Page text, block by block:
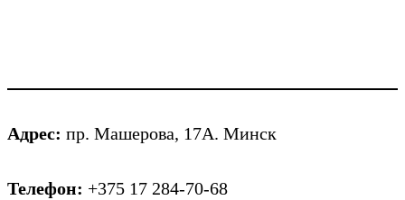
Адрес: пр. Машерова, 17А. Минск
Телефон: +375 17 284-70-68